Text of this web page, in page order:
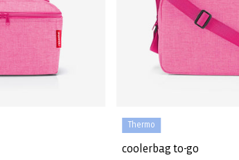
Thermo
coolerbag to-go